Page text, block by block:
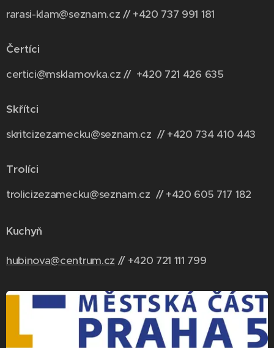
rarasi-klam@seznam.cz // +420 737 991 181
Čertíci
certici@msklamovka.cz // +420 721 426 635
Skřítci
skritcizezamecku@seznam.cz // +420 734 410 443
Trolíci
trolicizezamecku@seznam.cz // +420 605 717 182
Kuchyň
hubinova@centrum.cz // +420 721 111 799